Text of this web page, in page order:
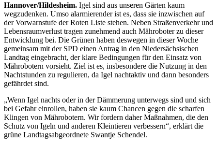
Hannover/Hildesheim. Igel sind aus unseren Gärten kaum
wegzudenken. Umso alarmierender ist es, dass sie inzwischen auf
der Vorwarnstufe der Roten Liste stehen. Neben Straßenverkehr und
Lebensraumverlust tragen zunehmend auch Mähroboter zu dieser
Entwicklung bei. Die Grünen haben deswegen in dieser Woche
gemeinsam mit der SPD einen Antrag in den Niedersächsischen
Landtag eingebracht, der klare Bedingungen für den Einsatz von
Mährobotern vorsieht. Ziel ist es, insbesondere die Nutzung in den
Nachtstunden zu regulieren, da Igel nachtaktiv und dann besonders
gefährdet sind.
„Wenn Igel nachts oder in der Dämmerung unterwegs sind und sich
bei Gefahr einrollen, haben sie kaum Chancen gegen die scharfen
Klingen von Mährobotern. Wir fordern daher Maßnahmen, die den
Schutz von Igeln und anderen Kleintieren verbessern“, erklärt die
grüne Landtagsabgeordnete Swantje Schendel.